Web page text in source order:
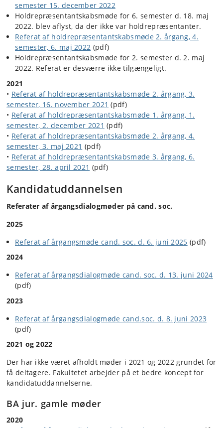
semester 15. december 2022
Holdrepræsentantskabsmøde for 6. semester d. 18. maj
2022. blev aflyst, da der ikke var holdrepræsentanter.
Referat af holdrepræsentantskabsmøde 2. årgang, 4.
semester, 6. maj 2022 (pdf)
Holdrepræsentantskabsmøde for 2. semester d. 2. maj
2022. Referat er desværre ikke tilgængeligt.
2021
• Referat af holdrepræsentantskabsmøde 2. årgang, 3.
semester, 16. november 2021 (pdf)
• Referat af holdrepræsentantskabsmøde 1. årgang, 1.
semester, 2. december 2021 (pdf)
• Referat af holdrepræsentantskabsmøde 2. årgang, 4.
semester, 3. maj 2021 (pdf)
• Referat af holdrepræsentantskabsmøde 3. årgang, 6.
semester, 28. april 2021 (pdf)
Kandidatuddannelsen
Referater af årgangsdialogmøder på cand. soc.
2025
Referat af årgangsmøde cand. soc. d. 6. juni 2025 (pdf)
2024
Referat af årgangsdialogmøde cand. soc. d. 13. juni 2024
(pdf)
2023
Referat af årgangsdialogmøde cand.soc. d. 8. juni 2023
(pdf)
2021 og 2022
Der har ikke været afholdt møder i 2021 og 2022 grundet for
få deltagere. Fakultetet arbejder på et bedre koncept for
kandidatuddannelserne.
BA jur. gamle møder
2020